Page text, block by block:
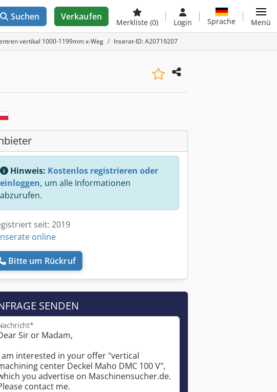
Suchen Verkaufen
Merkliste (0) Login Sprache Menü
vertikal 1000-1199mm x-Weg Inserat-ID: A20719207
Hinweis: Kostenlos registrieren oder
einloggen, um alle Informationen
abzurufen.
seit: 2019
online
Bitte um Rückruf
SENDEN